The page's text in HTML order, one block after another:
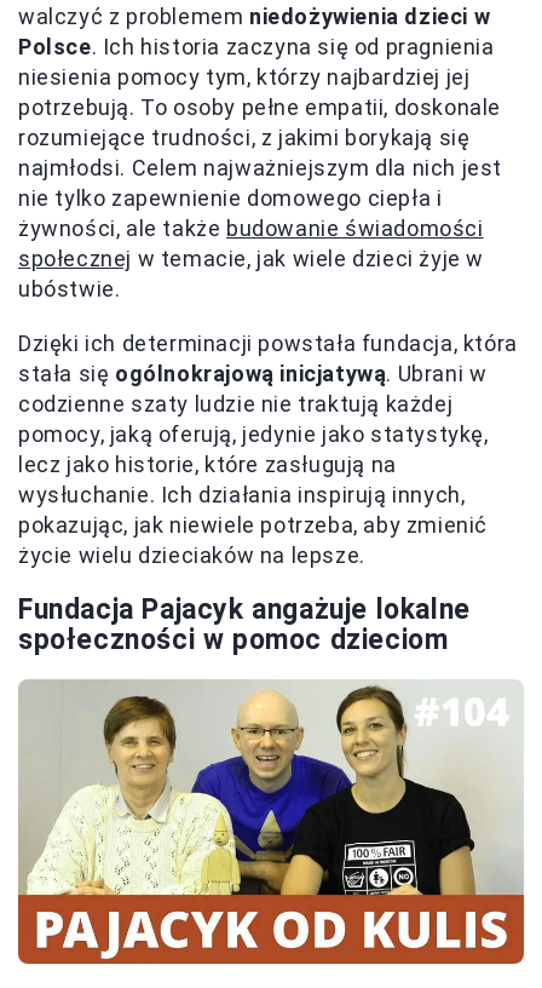
walczyć z problemem niedożywienia dzieci w
Polsce. Ich historia zaczyna się od pragnienia
niesienia pomocy tym, którzy najbardziej jej
potrzebują. To osoby pełne empatii, doskonale
rozumiejące trudności, z jakimi borykają się
najmłodsi. Celem najważniejszym dla nich jest
nie tylko zapewnienie domowego ciepła i
żywności, ale także budowanie świadomości
społecznej w temacie, jak wiele dzieci żyje w
ubóstwie.
Dzięki ich determinacji powstała fundacja, która
stała się ogólnokrajową inicjatywą. Ubrani w
codzienne szaty ludzie nie traktują każdej
pomocy, jaką oferują, jedynie jako statystykę,
lecz jako historie, które zasługują na
wysłuchanie. Ich działania inspirują innych,
pokazując, jak niewiele potrzeba, aby zmienić
życie wielu dzieciaków na lepsze.
Fundacja Pajacyk angażuje lokalne
społeczności w pomoc dzieciom